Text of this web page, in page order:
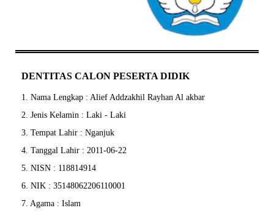
DENTITAS CALON PESERTA DIDIK
1. Nama Lengkap : Alief Addzakhil Rayhan Al akbar
2. Jenis Kelamin : Laki - Laki
3. Tempat Lahir : Nganjuk
4. Tanggal Lahir : 2011-06-22
5. NISN : 118814914
6. NIK : 35148062206110001
7. Agama : Islam